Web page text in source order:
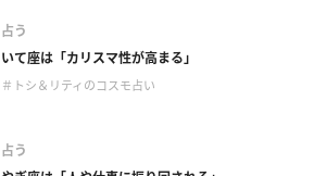
占う
いて座は「カリスマ性が高まる」
＃トシ＆リティのコスモ占い
占う